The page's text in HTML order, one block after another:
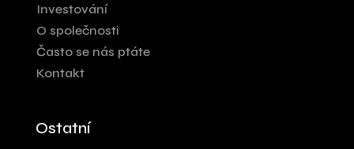
Investování
O společnosti
Často se nás ptáte
Kontakt
Ostatní